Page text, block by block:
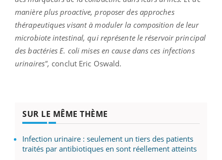
manière plus proactive, proposer des approches
thérapeutiques visant à moduler la composition de leur
microbiote intestinal, qui représente le réservoir principal
des bactéries E. coli mises en cause dans ces infections
urinaires", conclut Eric Oswald.
SUR LE MÊME THÈME
Infection urinaire : seulement un tiers des patients
traités par antibiotiques en sont réellement atteints